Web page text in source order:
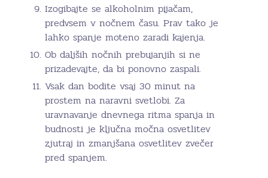
Izogibajte se alkoholnim pijačam,
predvsem v nočnem času. Prav tako je
lahko spanje moteno zaradi kajenja.
Ob daljših nočnih prebujanjih si ne
prizadevajte, da bi ponovno zaspali.
Vsak dan bodite vsaj 30 minut na
prostem na naravni svetlobi. Za
uravnavanje dnevnega ritma spanja in
budnosti je ključna močna osvetlitev
zjutraj in zmanjšana osvetlitev zvečer
pred spanjem.